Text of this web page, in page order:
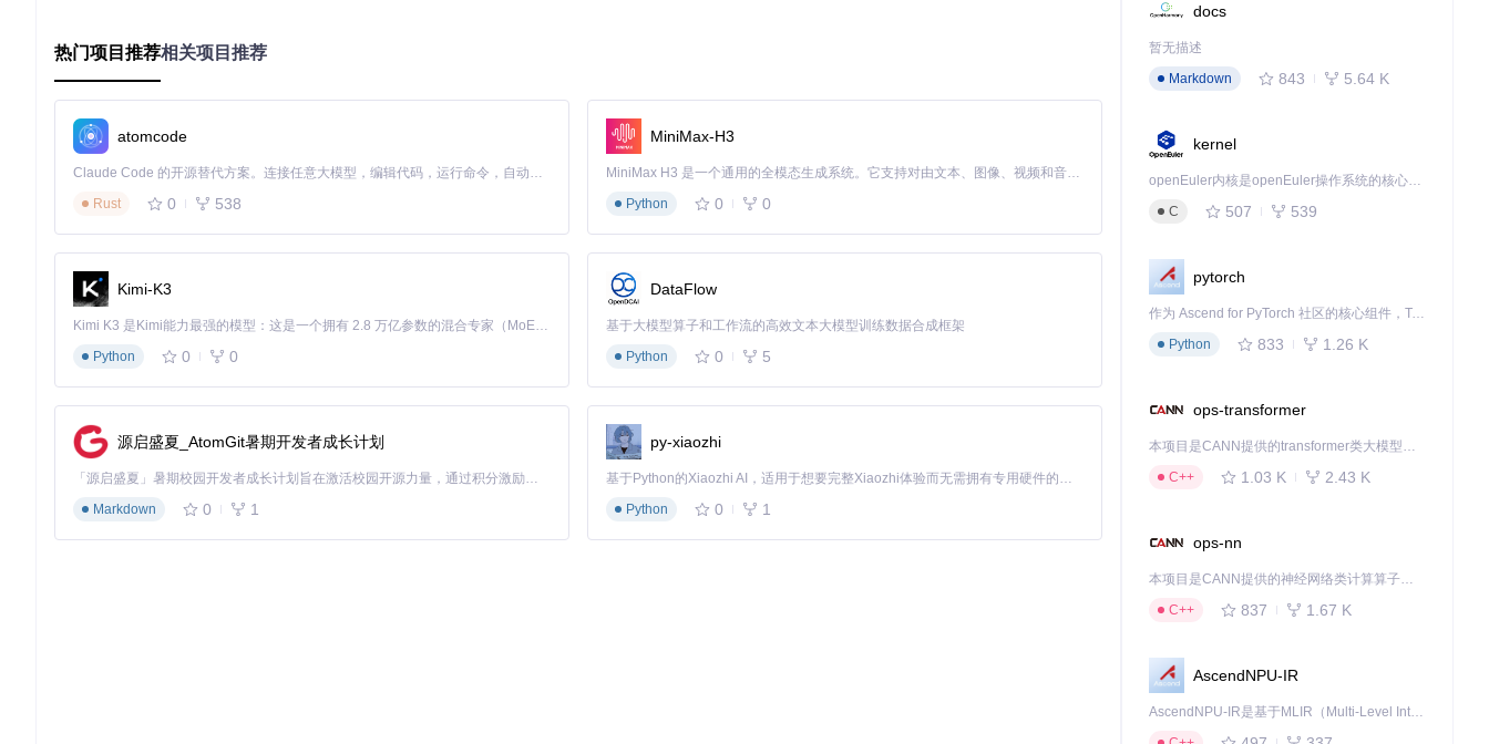
# Debian/Ubuntu系统
sudo apt install python3 python3-pip
# Fedora/RHEL系统
sudo dnf install python3 python3-pip
# macOS系统（使用Homebrew）
git clone
# 进入项目目录
安装依赖库
部分功能需要额外的Python库支持，执行以下命令安装：
热门项目推荐相关项目推荐
atomcode
Claude Code 的开源替代方案。连接任意大模型，编辑代码，运行命令，自动验证 — 全自动执行。用 Rust 构建，极致性能。 ｜ An open-source alternative to Claude Code. Connect any LLM, edit code, run commands, and verify changes — autonomously. Built in Rust for speed. Get Started
Rust
0 538
MiniMax-H3
MiniMax H3 是一个通用的全模态生成系统。它支持对由文本、图像、视频和音频组成的多模态上下文进行统一理解，并能生成分辨率高达 2K、时长可达 15 秒的带原生立体声音频的视频。得益于面向任务泛化的系统设计，H3 在预训练阶段就已具备广泛的多模态上下文理解与生成能力，能够出色地执行复杂的多模态指令。
Python
0 0
Kimi-K3
Kimi K3 是Kimi能力最强的模型：这是一个拥有 2.8 万亿参数的混合专家（MoE）模型，具备原生视觉理解能力，并支持 100 万 token 的上下文窗口。
Python
0 0
DataFlow
基于大模型算子和工作流的高效文本大模型训练数据合成框架
Python
0 5
源启盛夏_AtomGit暑期开发者成长计划
「源启盛夏」暑期校园开发者成长计划旨在激活校园开源力量，通过积分激励、认证扶持、资源倾斜等形式，引导高校组织和开发者完成「入驻 — 建项目 — 做贡献 — 获认证 — 得资源」的完整闭环。无论你是想带领社团入驻平台的组织者，还是希望用代码贡献证明自己的开发者，都能在这里找到属于你的成长路径。
Markdown
0 1
py-xiaozhi
基于Python的Xiaozhi AI，适用于想要完整Xiaozhi体验而无需拥有专用硬件的用户。
Python
0 1
docs
暂无描述
Markdown
843 5.64 K
kernel
openEuler内核是openEuler操作系统的核心，既是系统性能与稳定性的基石，也是连接处理器、设备与服务的桥梁。
C
507 539
pytorch
作为 Ascend for PyTorch 社区的核心组件，TorchNPU 是昇腾专为 PyTorch 打造的深度学习适配插件，使 PyTorch 框架能够直接调用昇腾 NPU，为开发者提供昇腾 AI 处理器的超强算力。
Python
833 1.26 K
ops-transformer
本项目是CANN提供的transformer类大模型算子库，实现网络在NPU上加速计算。
C++
1.03 K 2.43 K
ops-nn
本项目是CANN提供的神经网络类计算算子库，实现网络在NPU上加速计算。
C++
837 1.67 K
AscendNPU-IR
AscendNPU-IR是基于MLIR（Multi-Level Intermediate Representation）构建的，面向昇腾亲和算子编译时使用的中间表示，提供昇腾完备表达能力，通过编译优化提升昇腾AI处理器计算效率，支持通过生态框架使能昇腾AI处理器与深度调优